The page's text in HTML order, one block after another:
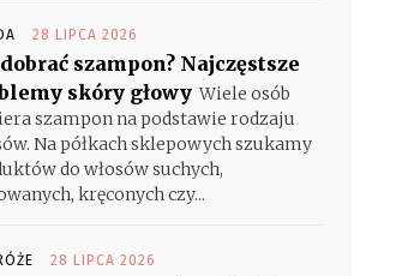
28 LIPCA 2026
szampon? Najczęstsze
skóry głowy Wiele osób
szampon na podstawie rodzaju
Na półkach sklepowych szukamy
do włosów suchych,
kręconych czy...
28 LIPCA 2026